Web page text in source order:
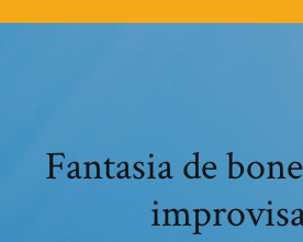
Fantasia de